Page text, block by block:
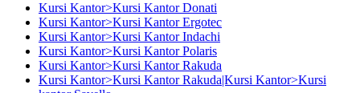
Kursi Kantor>Kursi Kantor Donati
Kursi Kantor>Kursi Kantor Ergotec
Kursi Kantor>Kursi Kantor Indachi
Kursi Kantor>Kursi Kantor Polaris
Kursi Kantor>Kursi Kantor Rakuda
Kursi Kantor>Kursi Kantor Rakuda|Kursi Kantor>Kursi